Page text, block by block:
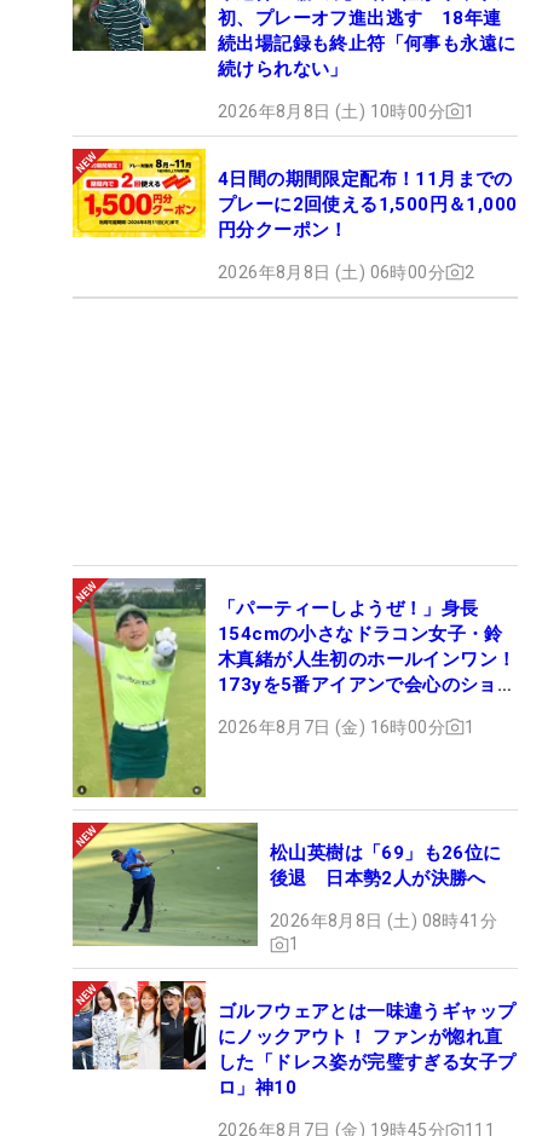
初、プレーオフ進出逃す 18年連
続出場記録も終止符「何事も永遠に
続けられない」
2026年8月8日 (土) 10時00分 1
4日間の期間限定配布！11月までの
プレーに2回使える1,500円＆1,000
円分クーポン！
2026年8月8日 (土) 06時00分 2
「パーティーしようぜ！」身長
154cmの小さなドラコン女子・鈴
木真緒が人生初のホールインワン！
173yを5番アイアンで会心のショッ
2026年8月7日 (金) 16時00分 1
松山英樹は「69」も26位に
後退 日本勢2人が決勝へ
2026年8月8日 (土) 08時41分
1
ゴルフウェアとは一味違うギャップ
にノックアウト！ ファンが惚れ直
した「ドレス姿が完璧すぎる女子プ
ロ」神10
2026年8月7日 (金) 19時45分 111